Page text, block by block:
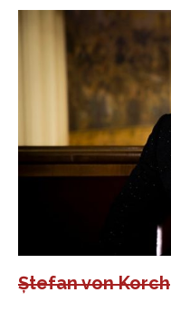
Ştefan von Korch